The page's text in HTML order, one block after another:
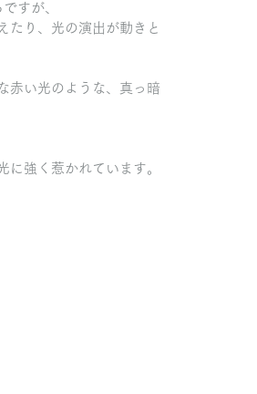
すが、
たり、光の演出が動きと
赤い光のような、真っ暗
に強く惹かれています。